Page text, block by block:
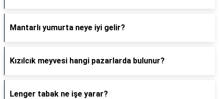
Mantarlı yumurta neye iyi gelir?
Kızılcık meyvesi hangi pazarlarda bulunur?
Lenger tabak ne işe yarar?